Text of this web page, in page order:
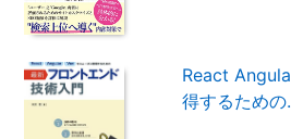
React
得するための